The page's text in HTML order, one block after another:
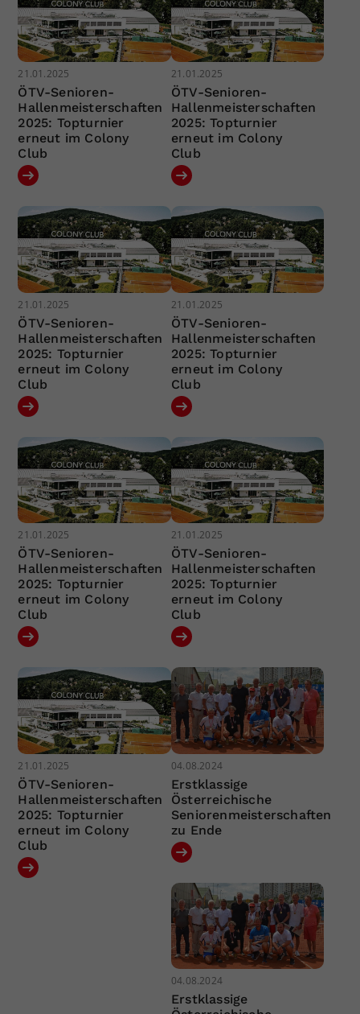
21.01.2025
ÖTV-Senioren-
Hallenmeisterschaften
2025: Topturnier
erneut im Colony
Club
21.01.2025
ÖTV-Senioren-
Hallenmeisterschaften
2025: Topturnier
erneut im Colony
Club
21.01.2025
ÖTV-Senioren-
Hallenmeisterschaften
2025: Topturnier
erneut im Colony
Club
21.01.2025
ÖTV-Senioren-
Hallenmeisterschaften
2025: Topturnier
erneut im Colony
Club
21.01.2025
ÖTV-Senioren-
Hallenmeisterschaften
2025: Topturnier
erneut im Colony
Club
21.01.2025
ÖTV-Senioren-
Hallenmeisterschaften
2025: Topturnier
erneut im Colony
Club
21.01.2025
ÖTV-Senioren-
Hallenmeisterschaften
2025: Topturnier
erneut im Colony
Club
04.08.2024
Erstklassige
Österreichische
Seniorenmeisterschaften
zu Ende
04.08.2024
Erstklassige